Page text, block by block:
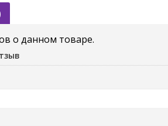
о данном товаре.